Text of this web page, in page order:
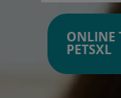
ONLINE
PETSXL